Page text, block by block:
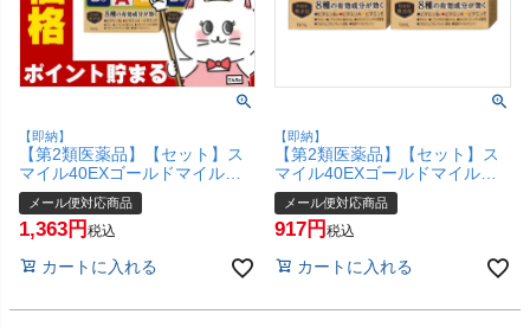
【即納】
【第2類医薬品】【セット】ス
マイル40EXゴールドマイルド
13ml×3個【ライオン株式会
社】【目薬/目の疲れ/目のかす
み】【メール便対応商品】
メール便対応商品
1,363 税込
カートに入れる
【即納】
【第2類医薬品】【セット】ス
マイル40EXゴールドマイルド
13ml×2個【ライオン株式会
社】【目薬/目の疲れ/目のかす
み】【メール便対応商品】
メール便対応商品
917 税込
カートに入れる